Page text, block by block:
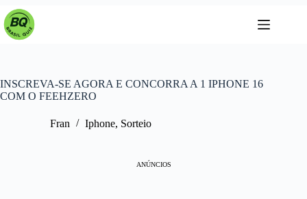
Pular
para
INSCREVA-SE AGORA E CONCORRA A 1 IPHONE 16
COM O FEEHZERO
Fran Iphone, Sorteio
ANÚNCIOS